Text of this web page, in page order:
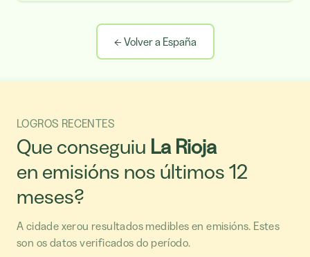
←Volver a España
LOGROS RECENTES
Que conseguiu La Rioja
en emisións nos últimos 12
meses?
A cidade xerou resultados medibles en emisións. Estes
son os datos verificados do período.